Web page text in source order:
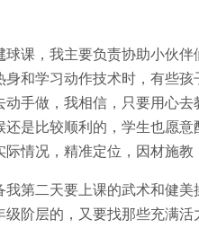
，我主要负责协助小伙伴
和学习动作技术时，有些
手做，我相信，只要用心
是比较顺利的，学生也愿
情况，精准定位，因材施教
二天要上课的武术和健美
阶层的，又要找那些充满